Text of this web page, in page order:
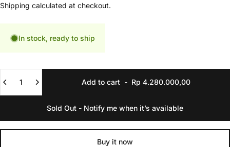
Shipping calculated at checkout.
In stock, ready to ship
Add to cart - Rp 4.280.000,00
Sold Out - Notify me when it’s available
Buy it now